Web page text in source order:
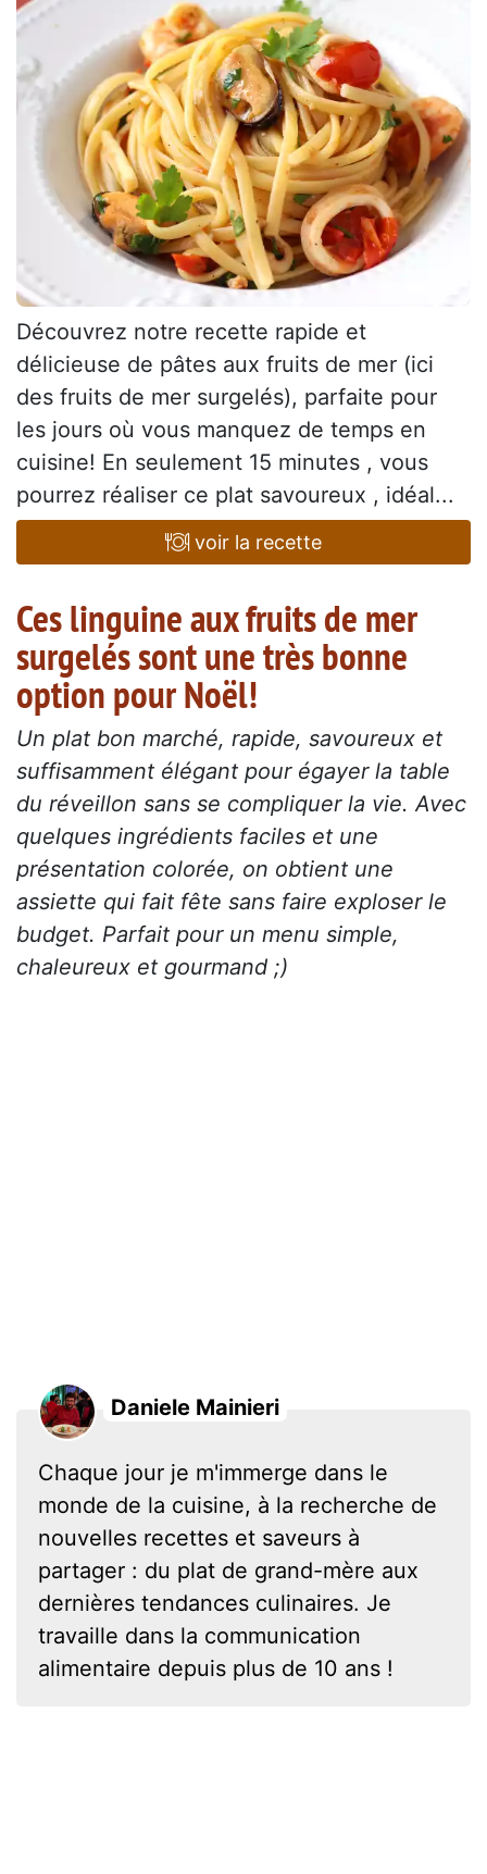
Découvrez notre recette rapide et
délicieuse de pâtes aux fruits de mer (ici
des fruits de mer surgelés), parfaite pour
les jours où vous manquez de temps en
cuisine! En seulement 15 minutes , vous
pourrez réaliser ce plat savoureux , idéal...
voir la recette
Ces linguine aux fruits de mer
surgelés sont une très bonne
option pour Noël!
Un plat bon marché, rapide, savoureux et
suffisamment élégant pour égayer la table
du réveillon sans se compliquer la vie. Avec
quelques ingrédients faciles et une
présentation colorée, on obtient une
assiette qui fait fête sans faire exploser le
budget. Parfait pour un menu simple,
chaleureux et gourmand ;)
Daniele Mainieri
Chaque jour je m'immerge dans le
monde de la cuisine, à la recherche de
nouvelles recettes et saveurs à
partager : du plat de grand-mère aux
dernières tendances culinaires. Je
travaille dans la communication
alimentaire depuis plus de 10 ans !